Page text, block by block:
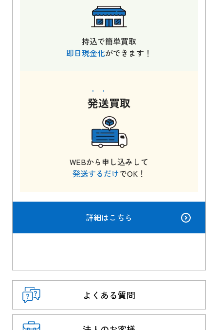
持込で簡単買取
即日現金化ができます！
発送買取
WEBから申し込みして
発送するだけでOK！
詳細はこちら
よくある質問